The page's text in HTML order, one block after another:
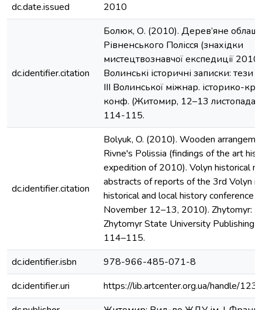
dc.date.issued
2010
dc.identifier.citation
Болюк, О. (2010). Дерев’яне
Рівненського Полісся (знахідки
мистецтвознавчої експедиції 2010
Волинські історичні записки: тези
ІІІ Волинської міжнар. історико-
конф. (Житомир, 12–13 листопада
114-115.
dc.identifier.citation
Bolyuk, O. (2010). Wooden
Rivne's Polissia (findings of the art
expedition of 2010). Volyn historical
abstracts of reports of the 3rd Volyn
historical and local history conference
November 12–13, 2010). Zhytomyr:
Zhytomyr State University Publishing
114–115.
dc.identifier.isbn
978-966-485-071-8
dc.identifier.uri
https://lib.artcenter.org.ua/handle/